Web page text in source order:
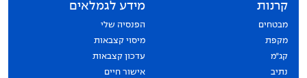
קרנות
מבטחים
מקפת
קג״מ
נתיב
מידע לגמלאים
הפנסיה שלי
מיסוי קצבאות
עדכון קצבאות
אישור חיים